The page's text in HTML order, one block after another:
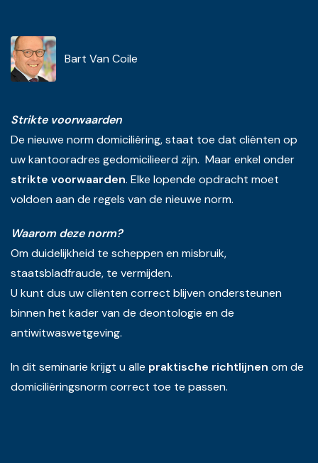
Bart Van Coile
Strikte voorwaarden
De nieuwe norm domiciliëring, staat toe dat cliënten op
uw kantooradres gedomicilieerd zijn. Maar enkel onder
strikte voorwaarden. Elke lopende opdracht moet
voldoen aan de regels van de nieuwe norm.
Waarom deze norm?
Om duidelijkheid te scheppen en misbruik,
staatsbladfraude, te vermijden.
U kunt dus uw cliënten correct blijven ondersteunen
binnen het kader van de deontologie en de
antiwitwaswetgeving.
In dit seminarie krijgt u alle praktische richtlijnen om de
domiciliëringsnorm correct toe te passen.